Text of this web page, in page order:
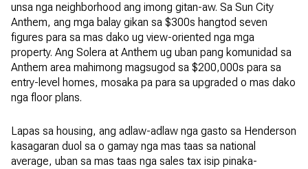
unsa nga neighborhood ang imong gitan-aw. Sa Sun City
Anthem, ang mga balay gikan sa $300s hangtod seven
figures para sa mas dako ug view-oriented nga mga
property. Ang Solera at Anthem ug uban pang komunidad sa
Anthem area mahimong magsugod sa $200,000s para sa
entry-level homes, mosaka pa para sa upgraded o mas dako
nga floor plans.
Lapas sa housing, ang adlaw-adlaw nga gasto sa Henderson
kasagaran duol sa o gamay nga mas taas sa national
average, uban sa mas taas nga sales tax isip pinaka-